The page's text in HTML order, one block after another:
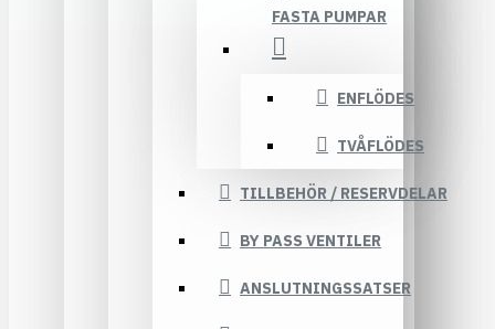
FASTA PUMPAR
ENFLÖDES
TVÅFLÖDES
TILLBEHÖR / RESERVDELAR
BY PASS VENTILER
ANSLUTNINGSSATSER